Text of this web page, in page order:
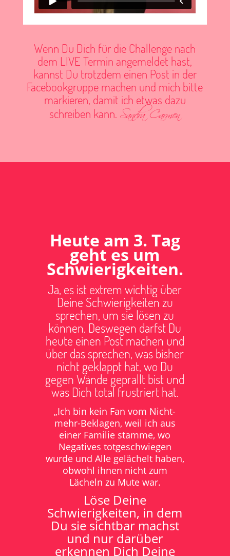
Wenn Du Dich für die Challenge nach
dem LIVE Termin angemeldet hast,
kannst Du trotzdem einen Post in der
Facebookgruppe machen und mich bitte
markieren, damit ich etwas dazu
schreiben kann. Sandra Carmen
Heute am 3. Tag
geht es um
Schwierigkeiten.
Ja, es ist extrem wichtig über
Deine Schwierigkeiten zu
sprechen, um sie lösen zu
können. Deswegen darfst Du
heute einen Post machen und
über das sprechen, was bisher
nicht geklappt hat, wo Du
gegen Wände geprallt bist und
was Dich total frustriert hat.
„Ich bin kein Fan vom Nicht-
mehr-Beklagen, weil ich aus
einer Familie stamme, wo
Negatives totgeschwiegen
wurde und Alle gelächelt haben,
obwohl ihnen nicht zum
Lächeln zu Mute war.
Löse Deine
Schwierigkeiten, in dem
Du sie sichtbar machst
und nur darüber
erkennen Dich Deine